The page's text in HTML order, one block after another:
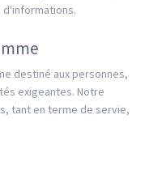
destiné aux personnes,
exigeantes. Notre
tant en terme de servie,